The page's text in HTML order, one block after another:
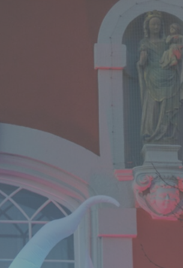
personenbezogener Daten in einer Weise,
Daten ohne Hinzuziehung zusätzlicher
betroffenen Person zugeordnet werden
Informationen gesondert aufbewahrt werden und
Maßnahmen unterliegen, die gewährleisten, dass
einer identifizierten oder identifizierbaren
Verantwortlicher ist die natürliche oder
oder andere Stelle, die allein oder
Zwecke und Mittel der Verarbeitung von
Sind die Zwecke und Mittel dieser
oder das Recht der Mitgliedstaaten vorgegeben,
können die bestimmten Kriterien
oder dem Recht der Mitgliedstaaten
oder juristische Person, Behörde, Einrichtung
Daten im Auftrag des Verantwortlichen